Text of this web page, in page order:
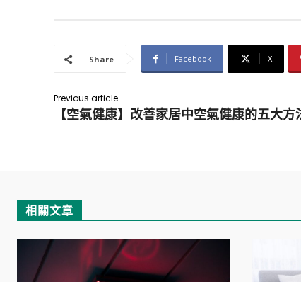
Share Facebook X
Previous article
【空氣健康】改善家居中空氣健康的五大方
相關文章